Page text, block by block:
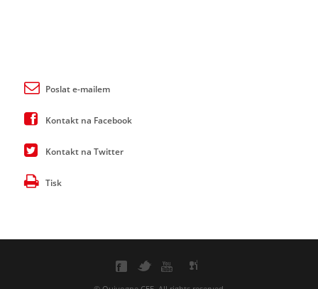
Poslat e-mailem
Kontakt na Facebook
Kontakt na Twitter
Tisk